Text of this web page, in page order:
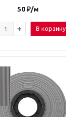
50₽/м
В корзину